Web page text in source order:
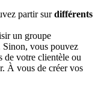
partir surdifférents
un groupe
Sinon, vous pouvez
de votre clientèle ou
À vous de créer vos